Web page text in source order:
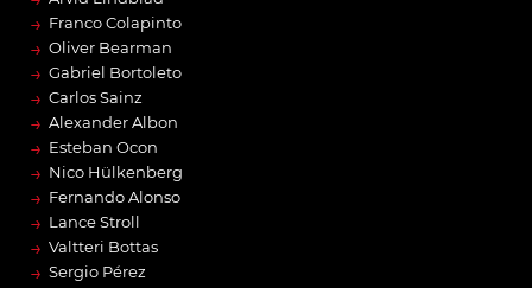
→ Franco Colapinto
→ Oliver Bearman
→ Gabriel Bortoleto
→ Carlos Sainz
→ Alexander Albon
→ Esteban Ocon
→ Nico Hülkenberg
→ Fernando Alonso
→ Lance Stroll
→ Valtteri Bottas
→ Sergio Pérez